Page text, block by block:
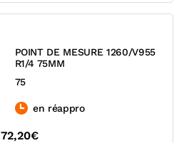
POINT DE MESURE 1260/V955
R1/4 75MM
75
en réappro
72,20€